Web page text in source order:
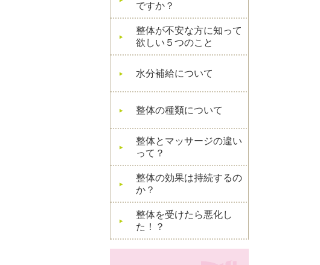
ですか？
整体が不安な方に知って
欲しい５つのこと
水分補給について
整体の種類について
整体とマッサージの違い
って？
整体の効果は持続するの
か？
整体を受けたら悪化し
た！？